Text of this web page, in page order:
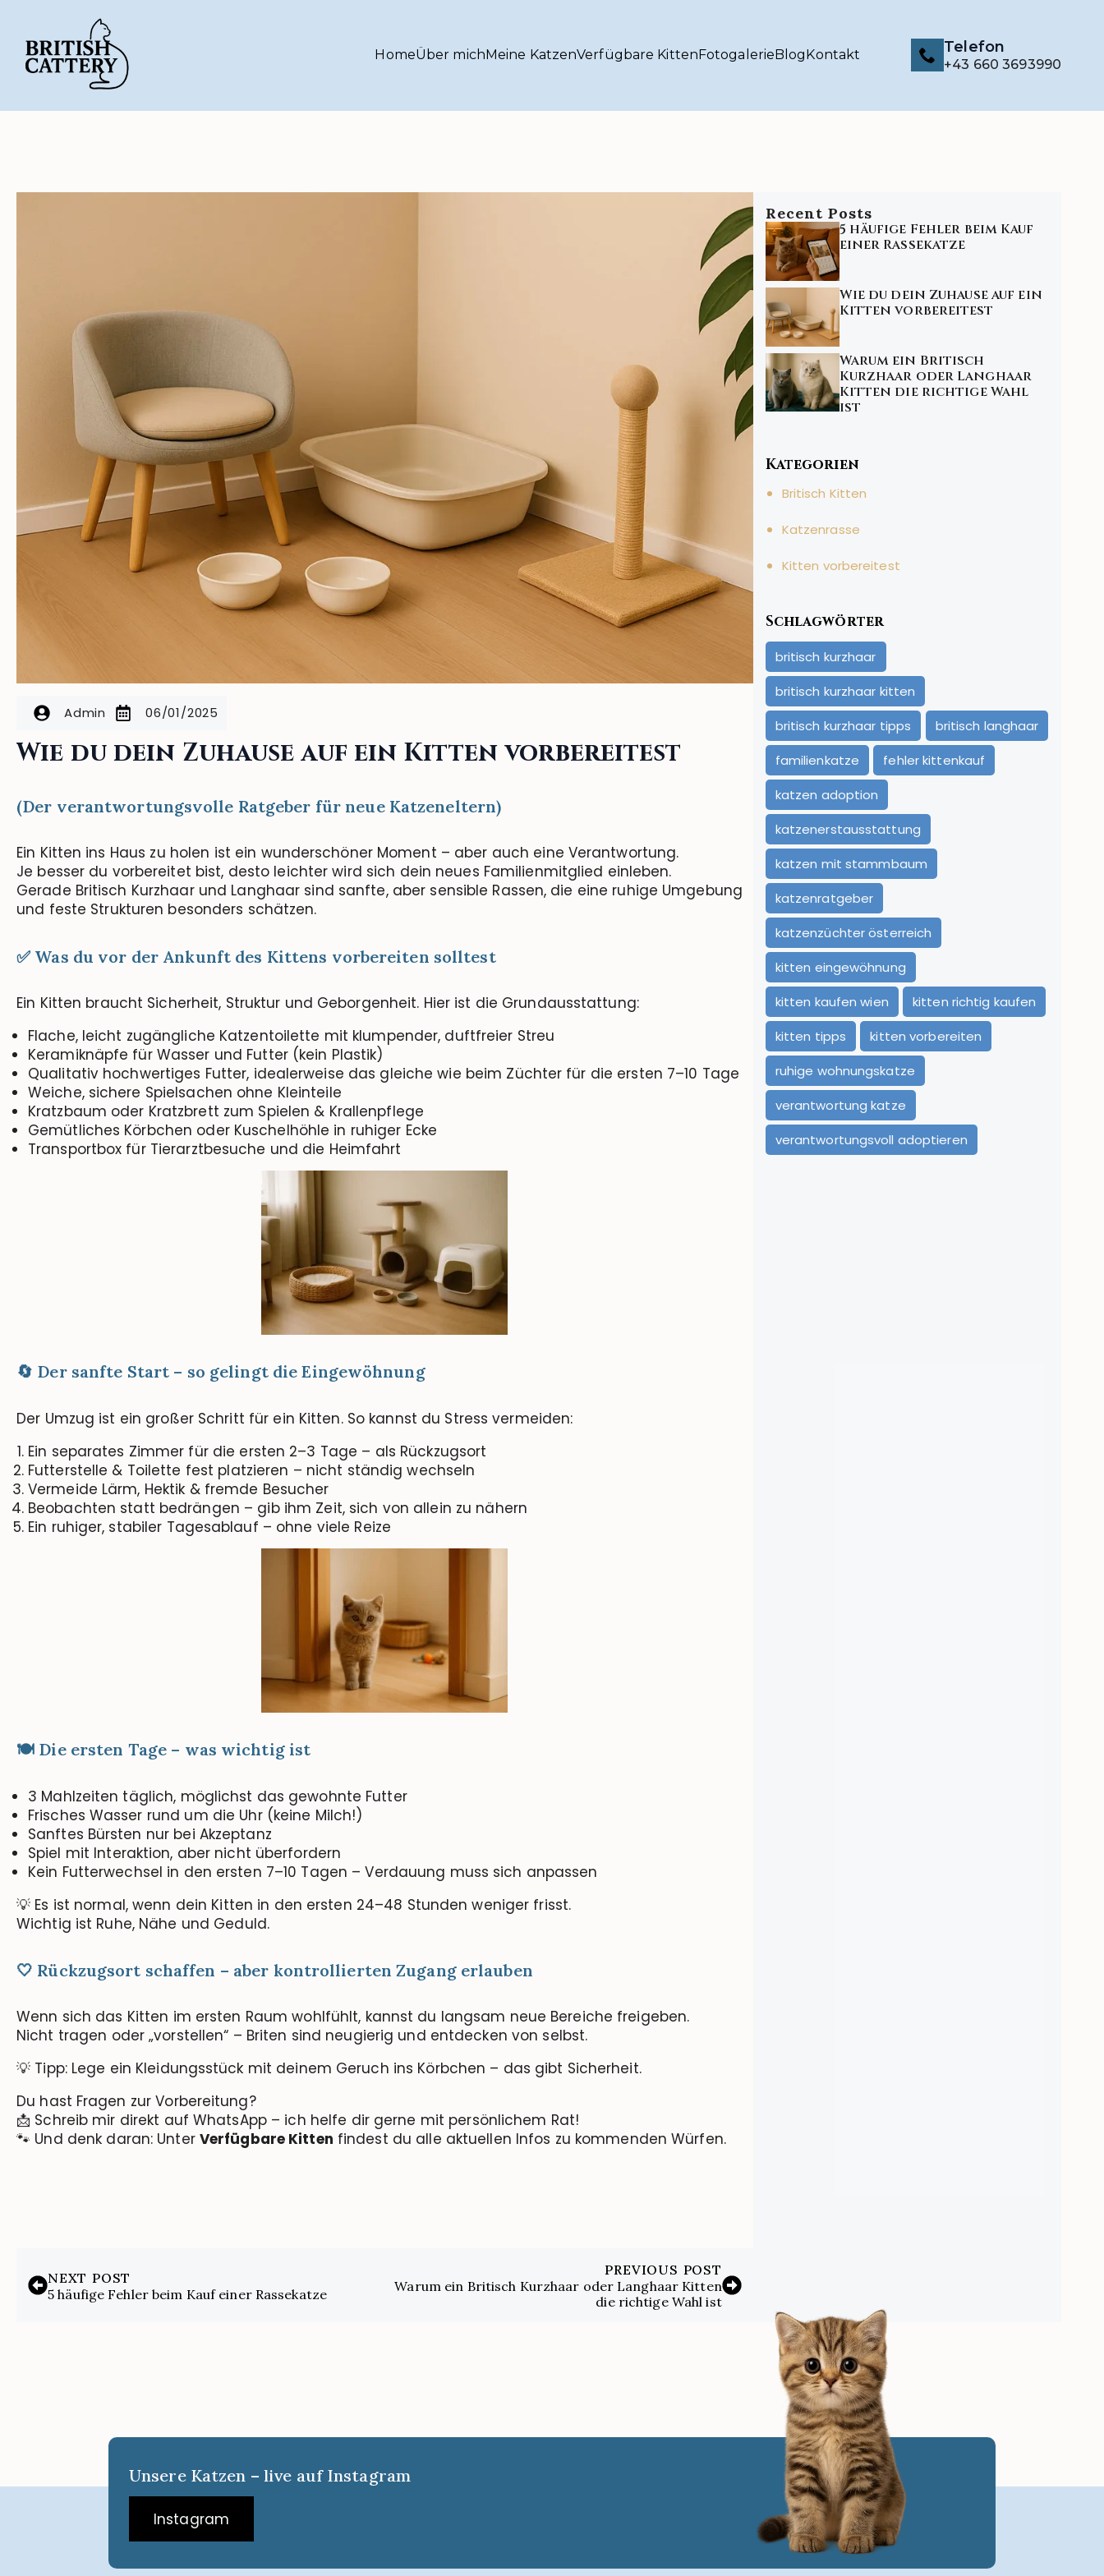
HomeÜber michMeine KatzenVerfügbare KittenFotogalerieBlogKontakt Telefon
+43 660 3693990
Admin 06/01/2025
Wie du dein Zuhause auf ein Kitten vorbereitest
(Der verantwortungsvolle Ratgeber für neue Katzeneltern)
Ein Kitten ins Haus zu holen ist ein wunderschöner Moment – aber auch eine Verantwortung.
Je besser du vorbereitet bist, desto leichter wird sich dein neues Familienmitglied einleben.
Gerade Britisch Kurzhaar und Langhaar sind sanfte, aber sensible Rassen, die eine ruhige Umgebung
und feste Strukturen besonders schätzen.
✅ Was du vor der Ankunft des Kittens vorbereiten solltest
Ein Kitten braucht Sicherheit, Struktur und Geborgenheit. Hier ist die Grundausstattung:
Flache, leicht zugängliche Katzentoilette mit klumpender, duftfreier Streu
Keramiknäpfe für Wasser und Futter (kein Plastik)
Qualitativ hochwertiges Futter, idealerweise das gleiche wie beim Züchter für die ersten 7–10 Tage
Weiche, sichere Spielsachen ohne Kleinteile
Kratzbaum oder Kratzbrett zum Spielen & Krallenpflege
Gemütliches Körbchen oder Kuschelhöhle in ruhiger Ecke
Transportbox für Tierarztbesuche und die Heimfahrt
🔄 Der sanfte Start – so gelingt die Eingewöhnung
Der Umzug ist ein großer Schritt für ein Kitten. So kannst du Stress vermeiden:
Ein separates Zimmer für die ersten 2–3 Tage – als Rückzugsort
Futterstelle & Toilette fest platzieren – nicht ständig wechseln
Vermeide Lärm, Hektik & fremde Besucher
Beobachten statt bedrängen – gib ihm Zeit, sich von allein zu nähern
Ein ruhiger, stabiler Tagesablauf – ohne viele Reize
🍽️ Die ersten Tage – was wichtig ist
3 Mahlzeiten täglich, möglichst das gewohnte Futter
Frisches Wasser rund um die Uhr (keine Milch!)
Sanftes Bürsten nur bei Akzeptanz
Spiel mit Interaktion, aber nicht überfordern
Kein Futterwechsel in den ersten 7–10 Tagen – Verdauung muss sich anpassen
💡 Es ist normal, wenn dein Kitten in den ersten 24–48 Stunden weniger frisst.
Wichtig ist Ruhe, Nähe und Geduld.
🤍 Rückzugsort schaffen – aber kontrollierten Zugang erlauben
Wenn sich das Kitten im ersten Raum wohlfühlt, kannst du langsam neue Bereiche freigeben.
Nicht tragen oder „vorstellen“ – Briten sind neugierig und entdecken von selbst.
💡 Tipp: Lege ein Kleidungsstück mit deinem Geruch ins Körbchen – das gibt Sicherheit.
Du hast Fragen zur Vorbereitung?
📩 Schreib mir direkt auf WhatsApp – ich helfe dir gerne mit persönlichem Rat!
🐾 Und denk daran: Unter Verfügbare Kitten findest du alle aktuellen Infos zu kommenden Würfen.
PREVIOUS POST
Warum ein Britisch Kurzhaar oder Langhaar Kitten
die richtige Wahl ist
NEXT POST
5 häufige Fehler beim Kauf einer Rassekatze
Recent Posts
5 häufige Fehler beim Kauf
einer Rassekatze
Wie du dein Zuhause auf ein
Kitten vorbereitest
Warum ein Britisch
Kurzhaar oder Langhaar
Kitten die richtige Wahl
ist
Kategorien
Britisch Kitten
Katzenrasse
Kitten vorbereitest
Schlagwörter
britisch kurzhaar
britisch kurzhaar kitten
britisch kurzhaar tipps
britisch langhaar
familienkatze
fehler kittenkauf
katzen adoption
katzenerstausstattung
katzen mit stammbaum
katzenratgeber
katzenzüchter österreich
kitten eingewöhnung
kitten kaufen wien
kitten richtig kaufen
kitten tipps
kitten vorbereiten
ruhige wohnungskatze
verantwortung katze
verantwortungsvoll adoptieren
Unsere Katzen – live auf Instagram
Instagram